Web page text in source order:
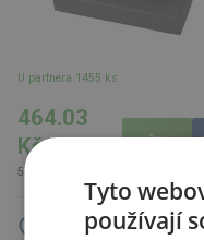
U partnera 1455 ks
464.03
Kč
561.48 Kč s DPH
Tyto
používají